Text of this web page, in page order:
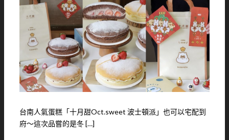
台南人氣蛋糕「十月甜Oct.sweet 波士頓派」也可以宅配到
府～這次品嘗的是冬 […]